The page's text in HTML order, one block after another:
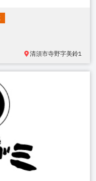
清須市寺野字美鈴1